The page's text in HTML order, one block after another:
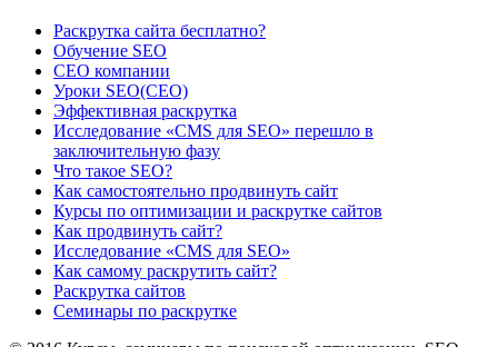
Раскрутка сайта бесплатно?
Обучение SEO
CEO компании
Уроки SEO(СЕО)
Эффективная раскрутка
Исследование «CMS для SEO» перешло в
заключительную фазу
Что такое SEO?
Как самостоятельно продвинуть сайт
Курсы по оптимизации и раскрутке сайтов
Как продвинуть сайт?
Исследование «CMS для SEO»
Как самому раскрутить сайт?
Раскрутка сайтов
Семинары по раскрутке